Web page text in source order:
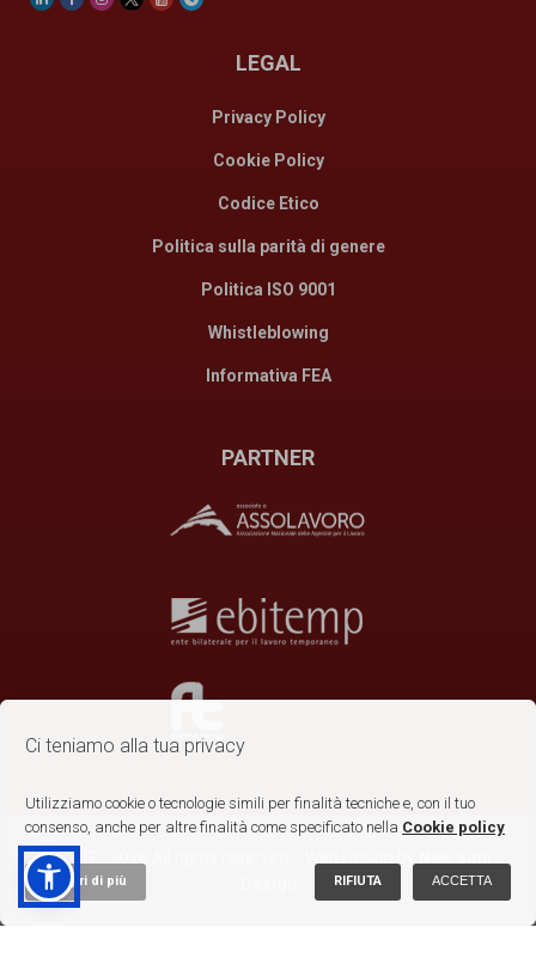
LEGAL
Privacy Policy
Cookie Policy
Codice Etico
Politica sulla parità di genere
Politica ISO 9001
Whistleblowing
Informativa FEA
PARTNER
©2002 - 2026 All rights reserved. - Web Design by
Ci teniamo alla tua privacy
Utilizziamo cookie o tecnologie simili per finalità tecniche e, con il tuo
consenso, anche per altre finalità come specificato nella Cookie policy
Scopri di più ACCETTA
RIFIUTA